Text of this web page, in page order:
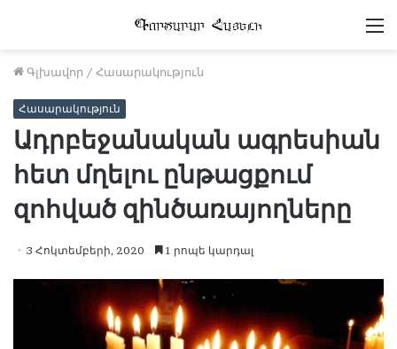
Գլխավոր / Հասարակություն
Հասարակություն
Ադրբեջանական ագրեսիան
հետ մղելու ընթացքում
զոհված զինծառայողները
3 Հոկտեմբերի, 2020 1 րոպե կարդալ